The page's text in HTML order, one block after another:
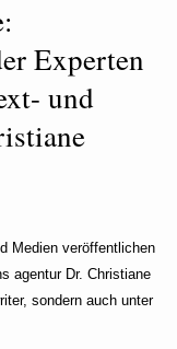
Experten
und
Medien veröffentlichen
agentur Dr. Christiane
sondern auch unter